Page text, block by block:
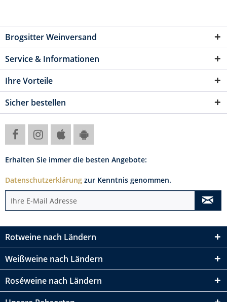
Brogsitter Weinversand
Service & Informationen
Ihre Vorteile
Sicher bestellen
Erhalten Sie immer die besten Angebote:
Datenschutzerklärung zur Kenntnis genommen.
Rotweine nach Ländern
Weißweine nach Ländern
Roséweine nach Ländern